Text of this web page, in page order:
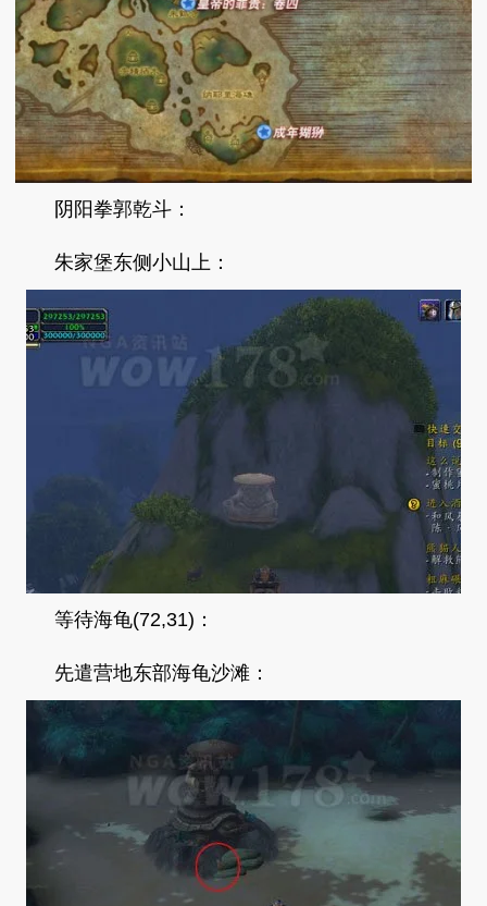
阴阳拳郭乾斗：
朱家堡东侧小山上：
等待海龟(72,31)：
先遣营地东部海龟沙滩：